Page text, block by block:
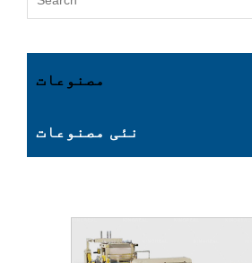
مصنوعات
نئی مصنوعات